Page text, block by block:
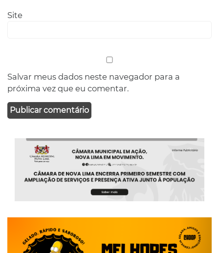
Site
Salvar meus dados neste navegador para a
próxima vez que eu comentar.